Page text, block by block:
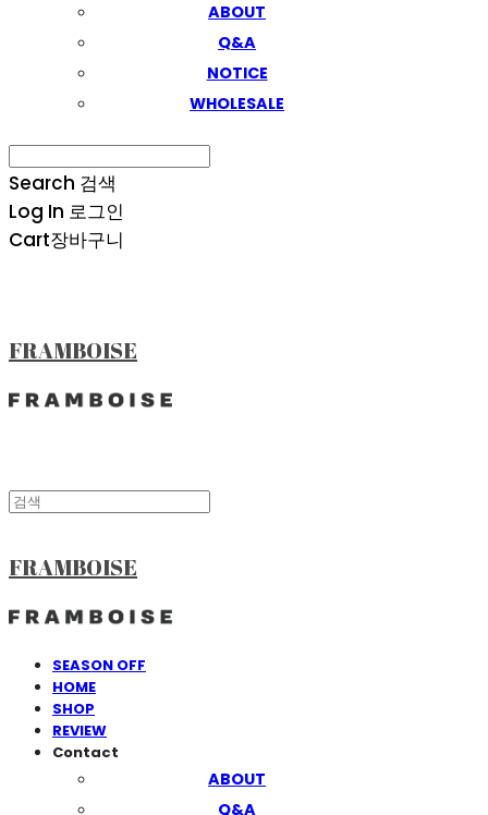
ABOUT
Q&A
NOTICE
WHOLESALE
Search 검색
Log In 로그인
Cart장바구니
FRAMBOISE
FRAMBOISE
SEASON OFF
HOME
SHOP
REVIEW
Contact
ABOUT
Q&A